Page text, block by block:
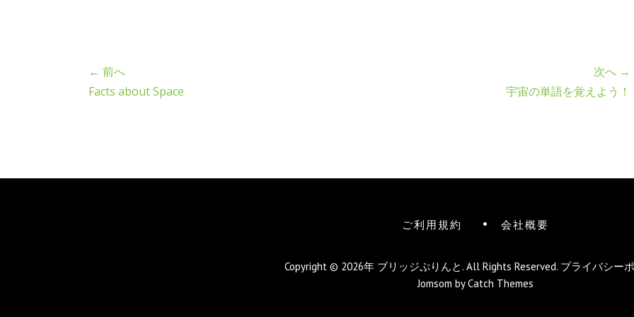
← 前へ
Facts about Space
次へ →
宇宙の単語を覚えよう！
ご利用規約 会社概要
Copyright © 2026年 ブリッジぷりんと. All Rights Reserved. プライバシー
Jomsom byCatch Themes